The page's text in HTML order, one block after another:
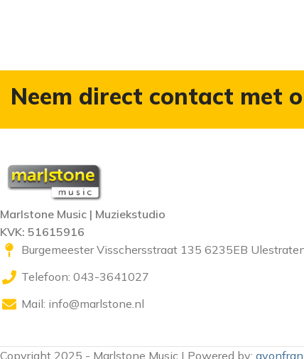
Neem direct contact met
Marlstone Music | Muziekstudio
KVK: 51615916
Burgemeester Visschersstraat 135 6235EB
Telefoon: 043-3641027
Mail: info@marlstone.nl
Copyright 2025 - Marlstone Music | Powered by: